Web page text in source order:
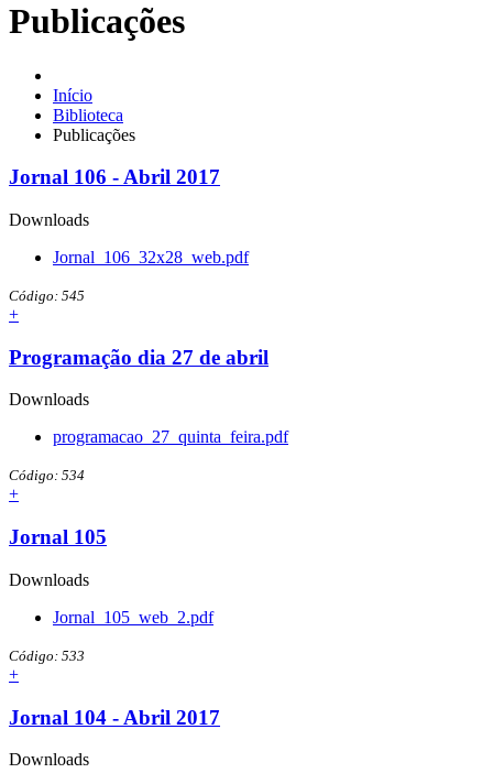
Publicações
Início
Biblioteca
Publicações
Jornal 106 - Abril 2017
Downloads
Jornal_106_32x28_web.pdf
Código: 545
+
Programação dia 27 de abril
Downloads
programacao_27_quinta_feira.pdf
Código: 534
+
Jornal 105
Downloads
Jornal_105_web_2.pdf
Código: 533
+
Jornal 104 - Abril 2017
Downloads